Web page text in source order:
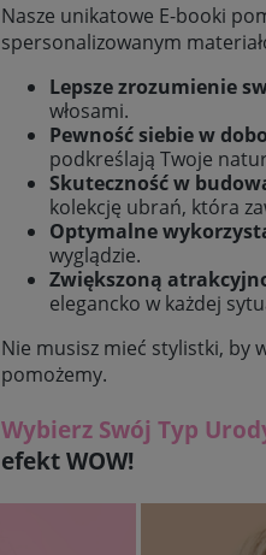
Nasze unikatowe E-booki
spersonalizowanym
Lepsze zrozumienie
włosami.
Pewność siebie w
podkreślają Twoje
Skuteczność w
kolekcję ubrań, która
Optymalne
wyglądzie.
Zwiększoną
elegancko w każdej
Nie musisz mieć stylistki, by
pomożemy.
Wybierz Swój Typ
efekt WOW!